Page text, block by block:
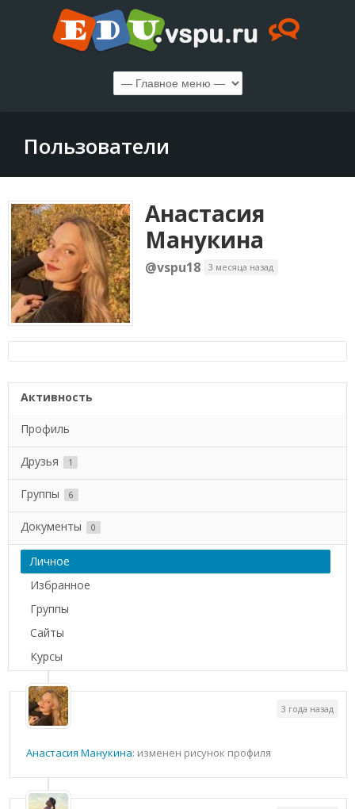
Пользователи
Анастасия
Манукина
@vspu18 3 месяца назад
Активность
Профиль
Друзья 1
Группы 6
Документы 0
Личное
Избранное
Группы
Сайты
Курсы
Анастасия Манукина: изменен рисунок профиля
3 года назад